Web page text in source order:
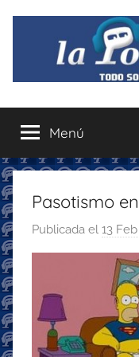
contenido
La
el
mundo
del
podcasting
recomendaciones
para
podcastfera
Menú
Pasotismo
Publicada el 13